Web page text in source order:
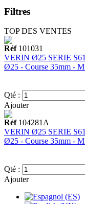
Filtres
TOP DES VENTES
Réf101031
VERIN Ø25 SERIE
Ø25 - Course 35mm -
Qté :
Ajouter
Réf104281A
VERIN Ø25 SERIE
Ø25 - Course 35mm -
Qté :
Ajouter